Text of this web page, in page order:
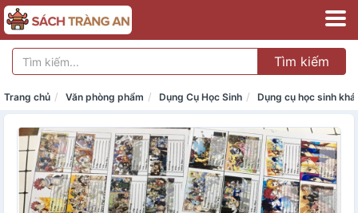
Tìm kiếm
Trang chủ Văn phòng phẩm Dụng Cụ Học Sinh Dụng cụ học sinh